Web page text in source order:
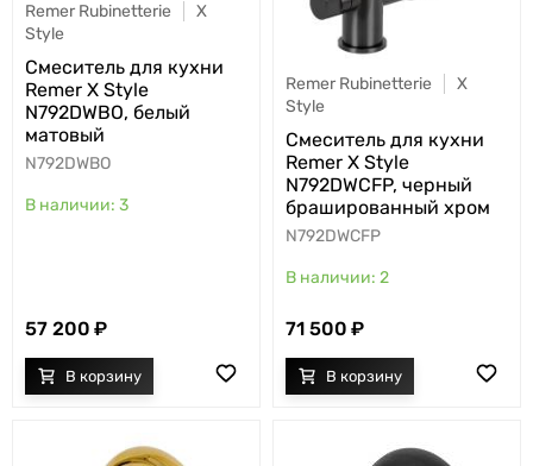
Remer Rubinetterie
X
Style
Cмеситель для кухни
Remer X Style
N792DWBO, белый
матовый
N792DWBO
3
57 200
Remer Rubinetterie
X
Style
Cмеситель для кухни
Remer X Style
N792DWCFP, черный
брашированный хром
N792DWCFP
2
71 500